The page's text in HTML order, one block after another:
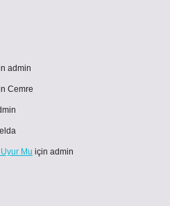
admin
Cemre
Mu için admin